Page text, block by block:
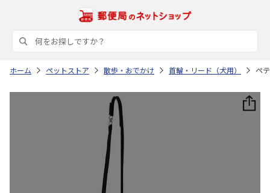
ホーム ペットストア 散歩・おでかけ 首輪・リード（犬用） ペ